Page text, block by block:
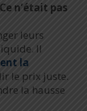
n’était pas
leurs
Il
la
le prix juste.
la hausse